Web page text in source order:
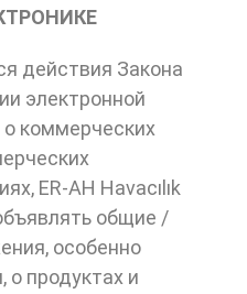
действия Закона
электронной
коммерческих
ER-AH Havacılık
общие /
особенно
о продуктах и